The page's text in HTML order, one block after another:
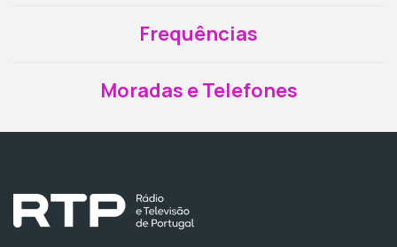
Frequências
Moradas e Telefones